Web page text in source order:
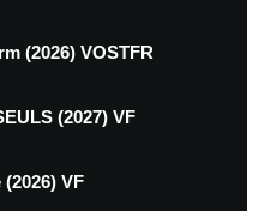
(2026) VOSTFR
(2027) VF
VF